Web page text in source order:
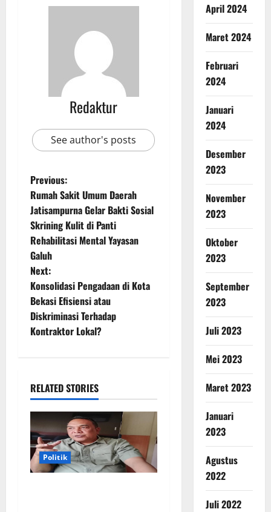
Redaktur
See author's posts
Previous:
Rumah Sakit Umum Daerah
Jatisampurna Gelar Bakti Sosial
Skrining Kulit di Panti
Rehabilitasi Mental Yayasan
Galuh
Next:
Konsolidasi Pengadaan di Kota
Bekasi Efisiensi atau
Diskriminasi Terhadap
Kontraktor Lokal?
RELATED STORIES
Politik
April 2024
Maret 2024
Februari
2024
Januari
2024
Desember
2023
November
2023
Oktober
2023
September
2023
Juli 2023
Mei 2023
Maret 2023
Januari
2023
Agustus
2022
Juli 2022